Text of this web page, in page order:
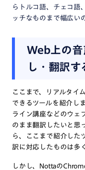
らトルコ語、チェコ語
ッチなものまで幅広い
Web上の音
し・翻訳す
ここまで、リアルタイ
できるツールを紹介し
ライン講座などのウェ
のまま翻訳したいと思
ら、ここまで紹介した
訳に対応したものは多
しかし、Nottaの